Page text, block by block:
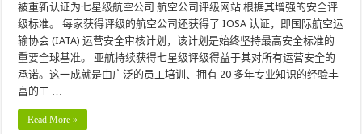
被重新认证为七星级航空公司 航空公司评级网站 根据其增强的安全评
级标准。 每家获得评级的航空公司还获得了 IOSA 认证，即国际航空运
输协会 (IATA) 运营安全审核计划，该计划是始终坚持最高安全标准的
重要全球基准。 亚航持续获得七星级评级得益于其对所有运营安全的
承诺。这一成就是由广泛的员工培训、拥有 20 多年专业知识的经验丰
富的工 …
Read More »